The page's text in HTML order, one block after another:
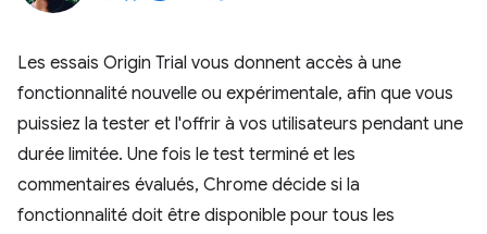
Les essais Origin Trial vous donnent accès à une
fonctionnalité nouvelle ou expérimentale, afin que vous
puissiez la tester et l'offrir à vos utilisateurs pendant une
durée limitée. Une fois le test terminé et les
commentaires évalués, Chrome décide si la
fonctionnalité doit être disponible pour tous les